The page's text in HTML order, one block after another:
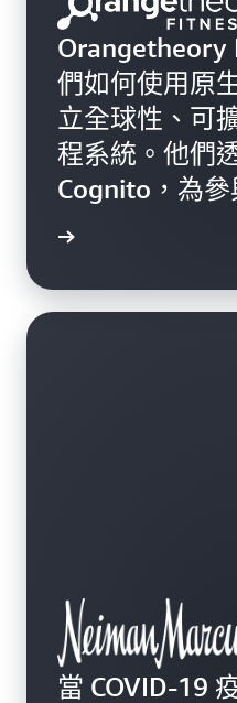
Orangetheory
們如何使用原
立全球性、可
程系統。他們
Cognito，為
戶進行驗證。
當 COVID-19